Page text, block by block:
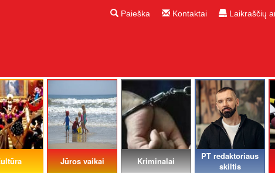
Paieška Kontaktai Laikraščių
Jūros vaikai Kriminalai
PT redaktoriaus
skiltis